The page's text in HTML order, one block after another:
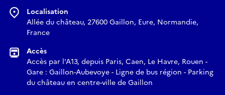
Localisation
Allée du château, 27600 Gaillon, Eure, Normandie,
France
Accès
Accès par l'A13, depuis Paris, Caen, Le Havre, Rouen -
Gare : Gaillon-Aubevoye - Ligne de bus région - Parking
du château en centre-ville de Gaillon